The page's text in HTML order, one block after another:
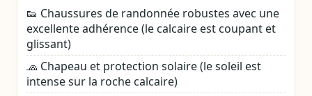
👟 Chaussures de randonnée robustes avec une
excellente adhérence (le calcaire est coupant et
glissant)
🧢 Chapeau et protection solaire (le soleil est
intense sur la roche calcaire)